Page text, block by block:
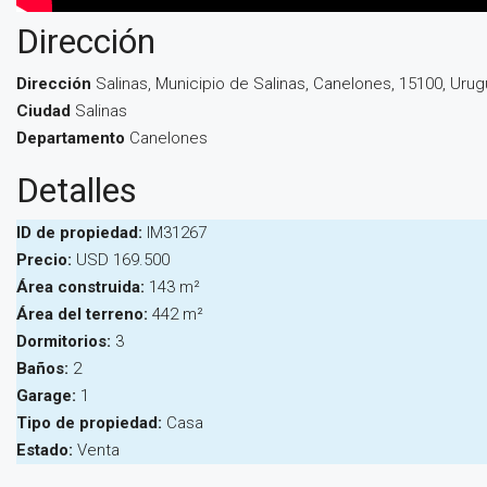
Dirección
Dirección Salinas, Municipio de Salinas, Canelones, 15100,
Ciudad Salinas
Departamento Canelones
Detalles
ID de propiedad: IM31267
Precio: USD 169.500
Área construida: 143 m²
Área del terreno: 442 m²
Dormitorios: 3
Baños: 2
Garage: 1
Tipo de propiedad: Casa
Estado: Venta